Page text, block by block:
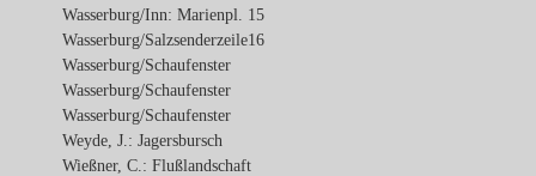
Wasserburg/Inn: Marienpl. 15
Wasserburg/Salzsenderzeile16
Wasserburg/Schaufenster
Wasserburg/Schaufenster
Wasserburg/Schaufenster
Weyde, J.: Jagersbursch
Wießner, C.: Flußlandschaft